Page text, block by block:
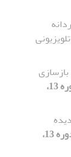
[دوره 13،
[دوره 13،